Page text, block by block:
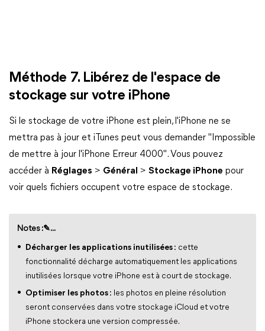
Méthode 7. Libérez de l'espace de
stockage sur votre iPhone
Si le stockage de votre iPhone est plein, l'iPhone ne se
mettra pas à jour et iTunes peut vous demander "Impossible
de mettre à jour l'iPhone Erreur 4000". Vous pouvez
accéder à Réglages > Général > Stockage iPhone pour
voir quels fichiers occupent votre espace de stockage.
Notes :✎...
Décharger les applications inutilisées : cette
fonctionnalité décharge automatiquement les applications
inutilisées lorsque votre iPhone est à court de stockage.
Optimiser les photos : les photos en pleine résolution
seront conservées dans votre stockage iCloud et votre
iPhone stockera une version compressée.